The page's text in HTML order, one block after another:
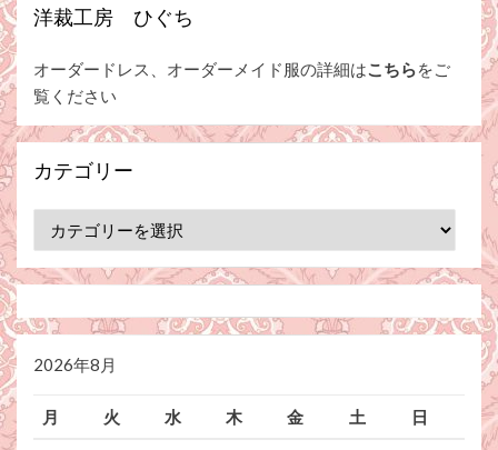
洋裁工房 ひぐち
オーダードレス、オーダーメイド服の詳細はこちらをご
覧ください
カテゴリー
テ
ゴ
ー
2026年8月
月 火 水 木 金 土 日